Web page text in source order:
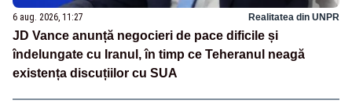
6 aug. 2026, 11:27 Realitatea din UNPR
JD Vance anunță negocieri de pace dificile și
îndelungate cu Iranul, în timp ce Teheranul neagă
existența discuțiilor cu SUA